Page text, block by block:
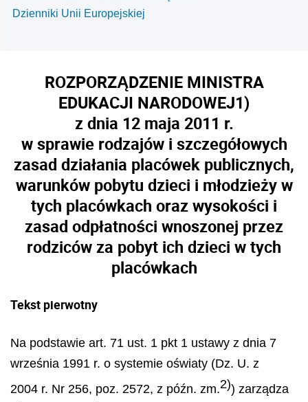
Dzienniki Unii Europejskiej
ROZPORZĄDZENIE MINISTRA
EDUKACJI NARODOWEJ1)
z dnia 12 maja 2011 r.
w sprawie rodzajów i szczegółowych
zasad działania placówek publicznych,
warunków pobytu dzieci i młodzieży w
tych placówkach oraz wysokości i
zasad odpłatności wnoszonej przez
rodziców za pobyt ich dzieci w tych
placówkach
Tekst pierwotny
Na podstawie art. 71 ust. 1 pkt 1 ustawy z dnia 7
września 1991 r. o systemie oświaty (Dz. U. z
2004 r. Nr 256, poz. 2572, z późn. zm.2)) zarządza